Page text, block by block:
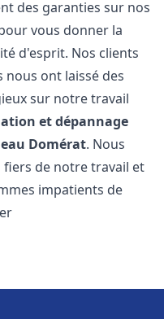
des garanties sur nos
vous donner la
d'esprit. Nos clients
nous ont laissé des
sur notre travail
et dépannage
Domérat. Nous
fiers de notre travail et
impatients de